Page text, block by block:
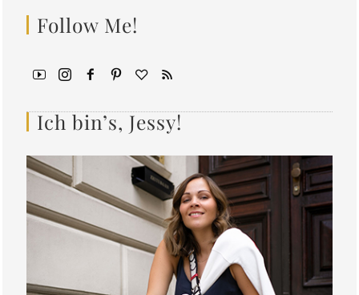
Follow Me!
Ich bin’s, Jessy!